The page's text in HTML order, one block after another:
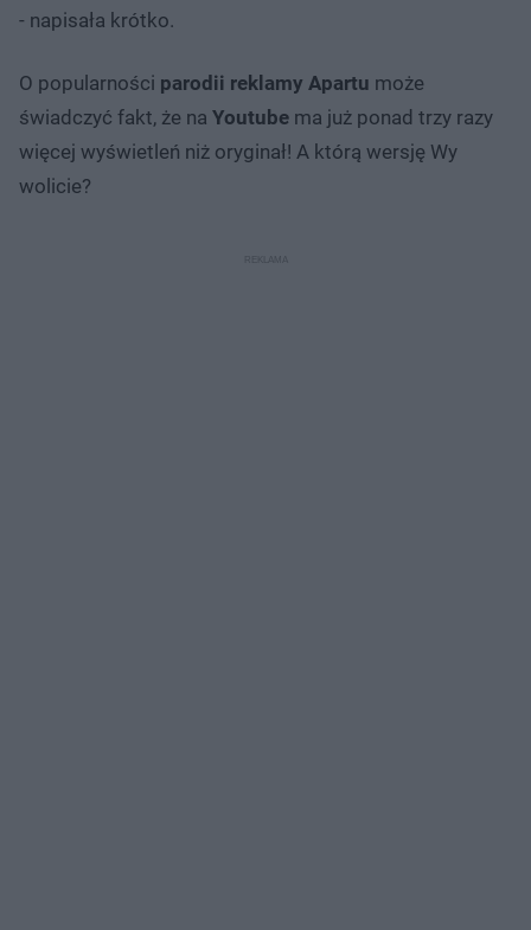
- napisała krótko.
O popularności parodii reklamy Apartu może
świadczyć fakt, że na Youtube ma już ponad trzy razy
więcej wyświetleń niż oryginał! A którą wersję Wy
wolicie?